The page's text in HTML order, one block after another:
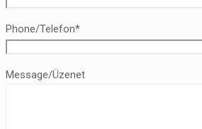
Phone/Telefon*
Message/Üzenet